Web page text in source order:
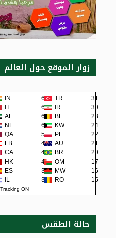
زوار الموقع حول العالم
IN 69 TR
31
IT 62 IR
30
AE 62 BE
28
NL 60 KW
24
QA 57 PL
22
LB 48 AU
21
CA 45 BR
20
HK 42 OM
17
ES 38 MW
16
IL 36 RO 15
Tracking ON
حالة الطقس